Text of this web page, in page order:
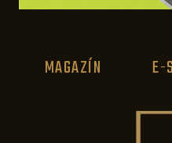
MAGAZÍN E-